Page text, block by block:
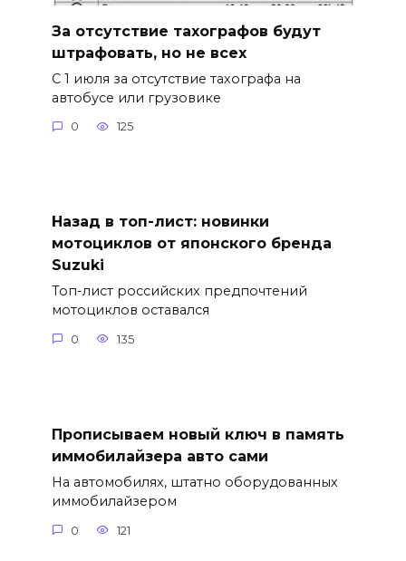
За отсутствие тахографов будут
штрафовать, но не всех
С 1 июля за отсутствие тахографа на
автобусе или грузовике
0 125
Назад в топ-лист: новинки
мотоциклов от японского бренда
Suzuki
Топ-лист российских предпочтений
мотоциклов оставался
0 135
Прописываем новый ключ в память
иммобилайзера авто сами
На автомобилях, штатно оборудованных
иммобилайзером
0 121